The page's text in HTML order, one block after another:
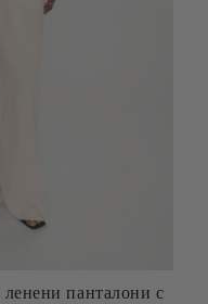
панталони с